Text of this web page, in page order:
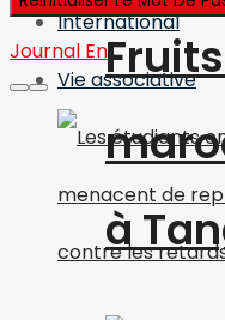
International
Vie associative
à
Journal En